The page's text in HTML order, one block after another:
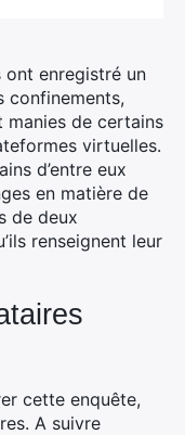
ont enregistré un
confinements,
manies de certains
virtuelles.
d’entre eux
en matière de
de deux
renseignent leur
cette enquête,
A suivre